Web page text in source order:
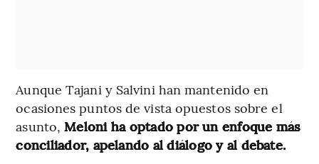
Aunque Tajani y Salvini han mantenido en
ocasiones puntos de vista opuestos sobre el
asunto,Meloni ha optado por un enfoque más
conciliador, apelando al diálogo y al debate.